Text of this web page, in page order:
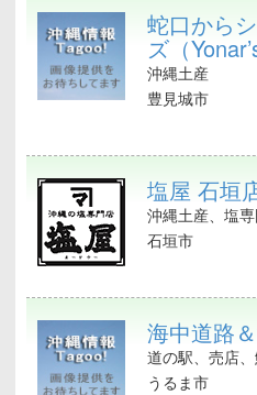
蛇口から
ズ（
沖縄土産
豊見城市
塩屋 石垣
沖縄土産、塩
石垣市
海中道路
道の駅、売店
うるま市